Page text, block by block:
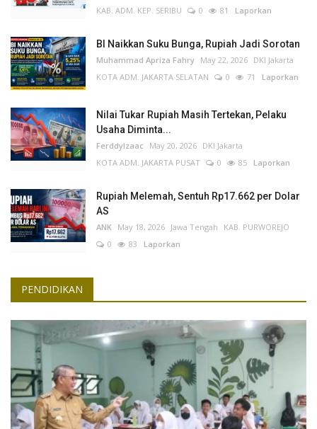
KAB. ADM. KEP. SERIBU 0 81 Laporkan
BI Naikkan Suku Bunga, Rupiah Jadi Sorotan
Muhammad Apriza Fahry May 22, 2026 DKI Jakarta
KOTA ADM. JAKARTA SELATAN
0 71 Laporkan
Nilai Tukar Rupiah Masih Tertekan, Pelaku
Usaha Diminta...
FerddyIzaac May 20, 2026 DKI Jakarta
KOTA ADM. JAKARTA PUSAT
0 85 Laporkan
Rupiah Melemah, Sentuh Rp17.662 per Dolar
AS
ANK May 18, 2026 Jawa Tengah
KAB. PURWOREJO
0
83 Laporkan
PENDIDIKAN